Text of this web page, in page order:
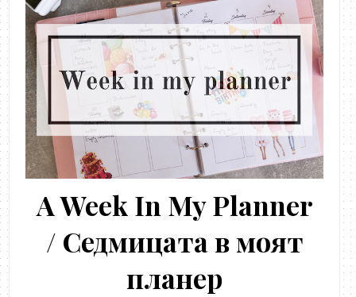
A Week In My Planner
/ Седмицата в моят
планер